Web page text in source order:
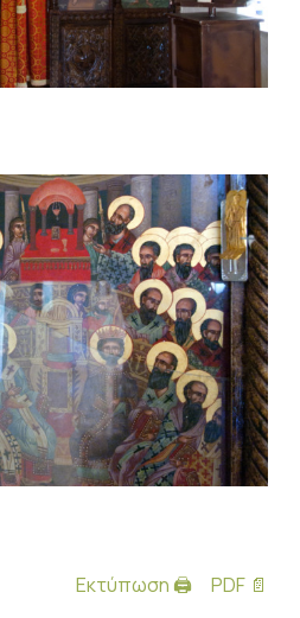
Εκτύπωση 🖨 PDF 📄